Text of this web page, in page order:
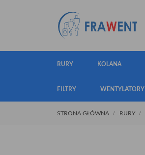
RURY KOLANA
FILTRY WENTYLATORY
STRONA GŁÓWNA RURY